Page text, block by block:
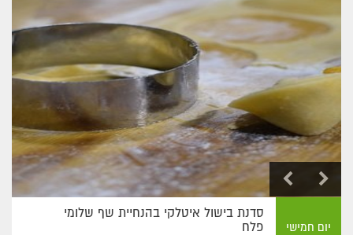
יום חמישי
סדנת בישול איטלקי בהנחיית שף שלומי
פלח